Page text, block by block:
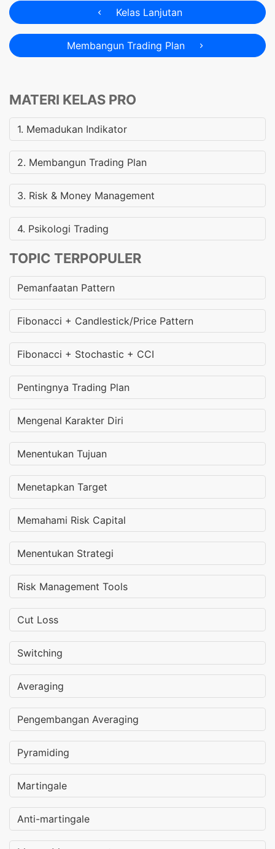
Kelas Lanjutan
Membangun Trading Plan
MATERI KELAS PRO
1. Memadukan Indikator
2. Membangun Trading Plan
3. Risk & Money Management
4. Psikologi Trading
TOPIC TERPOPULER
Pemanfaatan Pattern
Fibonacci + Candlestick/Price Pattern
Fibonacci + Stochastic + CCI
Pentingnya Trading Plan
Mengenal Karakter Diri
Menentukan Tujuan
Menetapkan Target
Memahami Risk Capital
Menentukan Strategi
Risk Management Tools
Cut Loss
Switching
Averaging
Pengembangan Averaging
Pyramiding
Martingale
Anti-martingale